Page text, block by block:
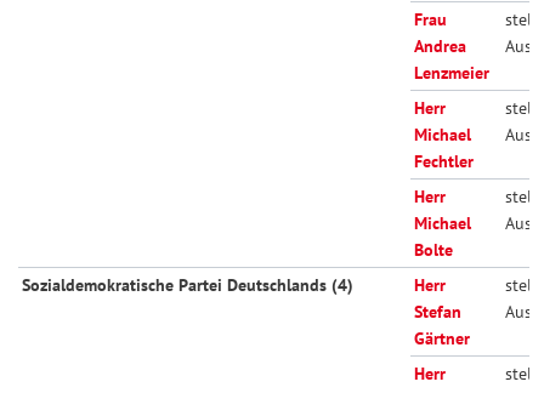
Frau
Andrea
Lenzmeier
Herr
Michael
Fechtler
Herr
Michael
Bolte
Sozialdemokratische Partei Deutschlands (4)
Herr
Stefan
Gärtner
Herr